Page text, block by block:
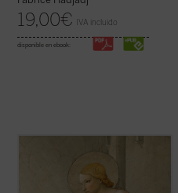
19,00€ IVA incluido
disponible en ebook:
objetivo más circunscrito, pero no menos
difícil: intentar comprender las razones que